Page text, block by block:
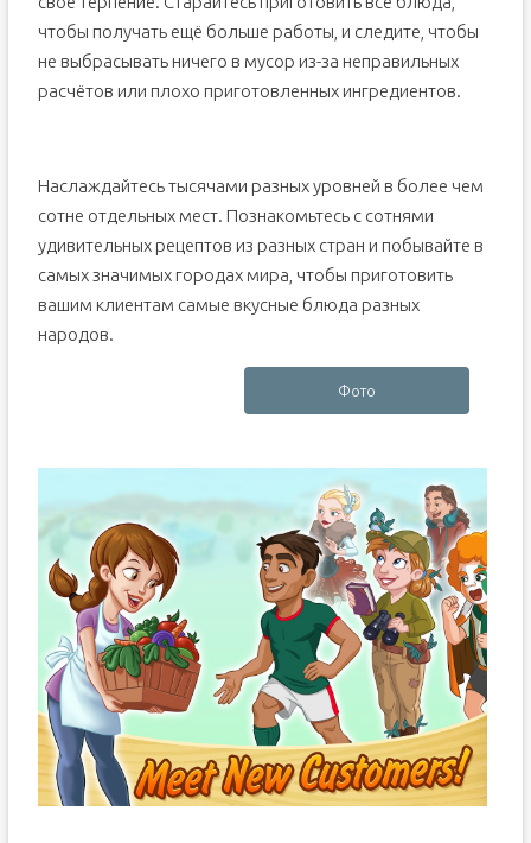
чтобы получать ещё больше работы, и следите, чтобы
не выбрасывать ничего в мусор из-за неправильных
расчётов или плохо приготовленных ингредиентов.
Наслаждайтесь тысячами разных уровней в более чем
сотне отдельных мест. Познакомьтесь с сотнями
удивительных рецептов из разных стран и побывайте в
самых значимых городах мира, чтобы приготовить
вашим клиентам самые вкусные блюда разных
народов.
Фото